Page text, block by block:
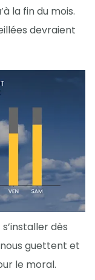
la fin du mois.
devraient
dès
guettent et
le moral.